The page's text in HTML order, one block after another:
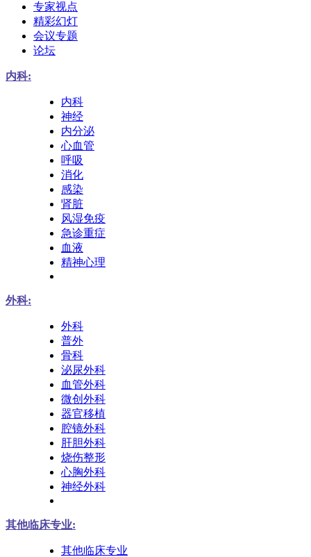
专家视点
精彩幻灯
会议专题
论坛
内科:
内科
神经
内分泌
心血管
呼吸
消化
感染
肾脏
风湿免疫
急诊重症
血液
精神心理
外科:
外科
普外
骨科
泌尿外科
血管外科
微创外科
器官移植
腔镜外科
肝胆外科
烧伤整形
心胸外科
神经外科
其他临床专业:
其他临床专业